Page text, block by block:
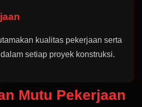
kualitas pekerjaan serta
setiap proyek konstruksi.
Mutu Pekerjaan